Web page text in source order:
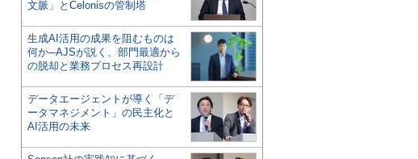
文脈」とCelonisの管制塔
生成AI活用の成果を阻むものは
何か─AJSが説く、部門最適から
の脱却と業務プロセス再設計
データエージェントが導く「デ
ータマネジメント」の民主化と
AI活用の未来